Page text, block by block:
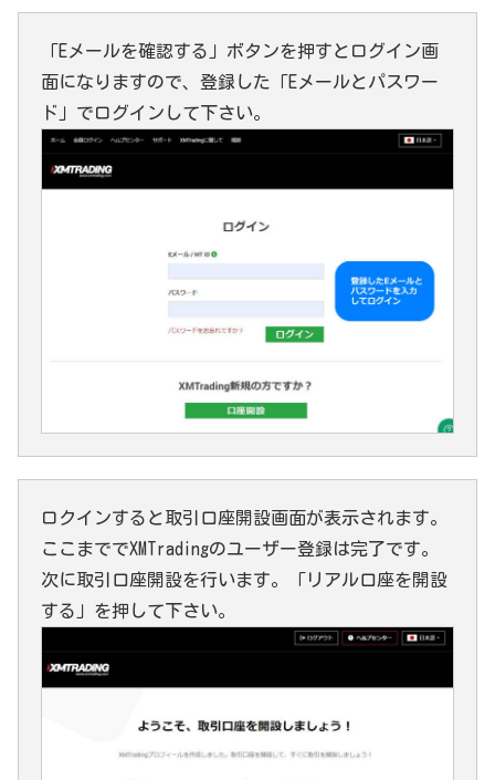
「Eメールを確認する」ボタンを押すとログイン画
面になりますので、登録した「Eメールとパスワー
ド」でログインして下さい。
ロクインすると取引口座開設画面が表示されます。
ここまででXMTradingのユーザー登録は完了です。
次に取引口座開設を行います。「リアル口座を開設
する」を押して下さい。